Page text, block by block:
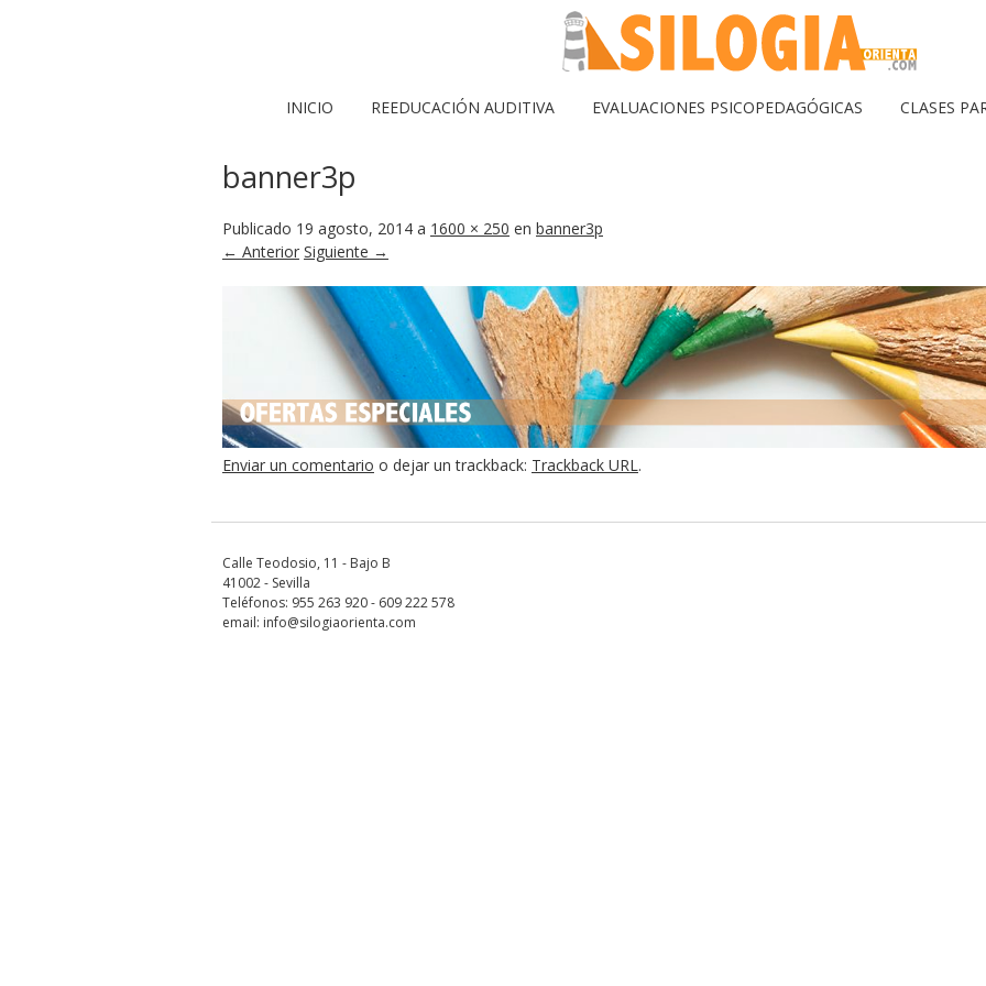
INICIO REEDUCACIÓN AUDITIVA EVALUACIONES PSICOPEDAGÓGICAS CLASES
banner3p
Publicado 19 agosto, 2014 a 1600 × 250 en banner3p
← Anterior Siguiente →
Enviar un comentario o dejar un trackback: Trackback URL.
Calle Teodosio, 11 - Bajo B
41002 - Sevilla
Teléfonos: 955 263 920 - 609 222 578
email: info@silogiaorienta.com